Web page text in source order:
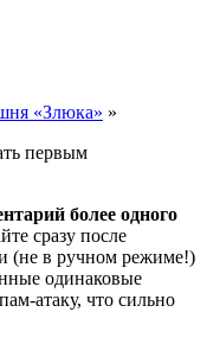
«Злюка» »
первым
более одного
сразу после
(не в ручном режиме!)
одинаковые
атаку, что сильно